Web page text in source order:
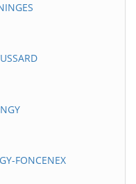
FONCENEX